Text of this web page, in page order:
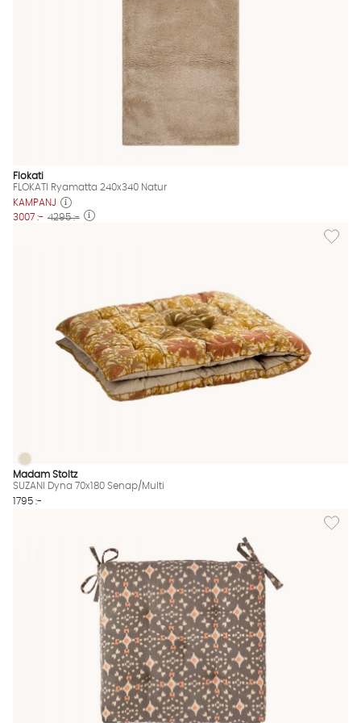
Flokati
FLOKATI Ryamatta 240x340 Natur
KAMPANJ
3007 :- 4295 :-
Lägg
SUZANI Dyna 70x180 Senap/Multi Finns även i dessa färger:
SUZANI Dyna 70x180 Senap/Multi
Madam Stoltz
SUZANI Dyna 70x180 Senap/Multi
1795 :-
Lägg